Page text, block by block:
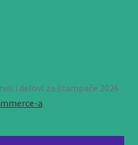
i delovi za štampače 2026
a.